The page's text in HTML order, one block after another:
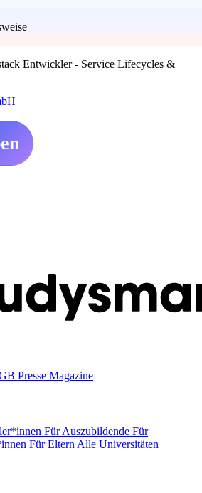
Entwickler - Service Lifecycles &
Presse Magazine
Für Auszubildende Für
Für Eltern Alle Universitäten